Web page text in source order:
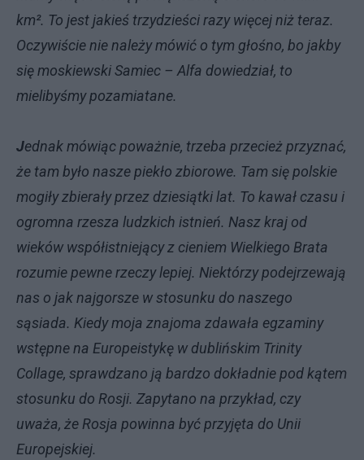
km². To jest jakieś trzydzieści razy więcej niż teraz.
Oczywiście nie należy mówić o tym głośno, bo jakby
się moskiewski Samiec – Alfa dowiedział, to
mielibyśmy pozamiatane.
Jednak mówiąc poważnie, trzeba przecież przyznać,
że tam było nasze piekło zbiorowe. Tam się polskie
mogiły zbierały przez dziesiątki lat. To kawał czasu i
ogromna rzesza ludzkich istnień. Nasz kraj od
wieków współistniejący z cieniem Wielkiego Brata
rozumie pewne rzeczy lepiej. Niektórzy podejrzewają
nas o jak najgorsze w stosunku do naszego
sąsiada. Kiedy moja znajoma zdawała egzaminy
wstępne na Europeistykę w dublińskim Trinity
Collage, sprawdzano ją bardzo dokładnie pod kątem
stosunku do Rosji. Zapytano na przykład, czy
uważa, że Rosja powinna być przyjęta do Unii
Europejskiej.